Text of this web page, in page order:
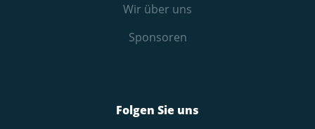
Wir über uns
Sponsoren
Folgen Sie uns